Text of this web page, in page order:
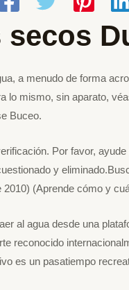
secos
a menudo de forma
lo mismo, sin aparato,
Buceo.
Por favor,
y
(Aprende cómo y
al agua desde una
reconocido
es un pasatiempo